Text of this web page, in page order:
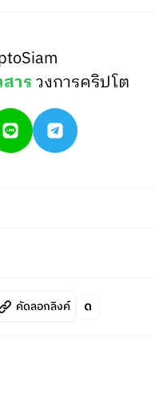
ารวงการคริปโต
คัดลอกลิงค์